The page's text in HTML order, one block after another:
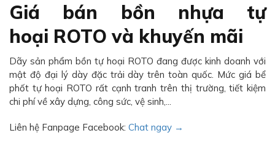
Giá bán bồn nhựa tự
hoại ROTO và khuyến mãi
Dãy sản phẩm bồn tự hoại ROTO đang được kinh doanh với
mật độ đại lý dày đặc trải dày trên toàn quốc. Mức giá bể
phốt tự hoại ROTO rất cạnh tranh trên thị trường, tiết kiệm
chi phí về xây dựng, công sức, vệ sinh,...
Liên hệ Fanpage Facebook: Chat ngay →